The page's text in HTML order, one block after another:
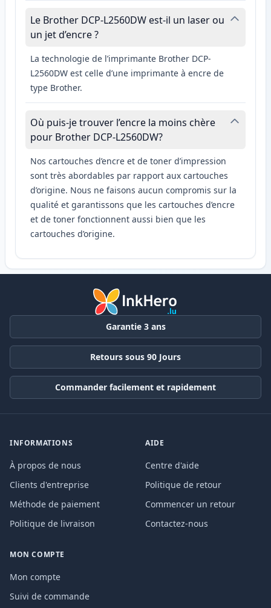
Le Brother DCP-L2560DW est-il un laser ou
un jet d’encre ?
La technologie de l’imprimante Brother DCP-
L2560DW est celle d’une imprimante à encre de
type Brother.
Où puis-je trouver l’encre la moins chère
pour Brother DCP-L2560DW?
Nos cartouches d’encre et de toner d’impression
sont très abordables par rapport aux cartouches
d’origine. Nous ne faisons aucun compromis sur la
qualité et garantissons que les cartouches d’encre
et de toner fonctionnent aussi bien que les
cartouches d’origine.
Garantie 3 ans
Retours sous 90 Jours
Commander facilement et rapidement
INFORMATIONS
À propos de nous
Clients d'entreprise
Méthode de paiement
Politique de livraison
AIDE
Centre d'aide
Politique de retour
Commencer un retour
Contactez-nous
MON COMPTE
Mon compte
Suivi de commande